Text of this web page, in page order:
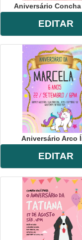
Aniversário Concha
EDITAR
Aniversário Arco
EDITAR